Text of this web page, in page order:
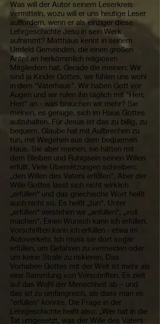
Was will der Autor seinem Leserkreis
vermitteln, wozu will er uns heutige Leser
auffordern. wenn er als einziger diese
Lehrgeschichte Jesu in sein Werk
aufnimmt? Matthäus kennt in seinem
Umfeld Gemeinden, die einen großen
Anteil an herkömmlich religiösen
Mitgliedern hat. Gerade die meinen: Wir
sind ja Kinder Gottes, wir fühlen uns wohl
in dem "Vaterhaus". Wir haben Gott vor
Augen und wir rufen ihn täglich mit "Herr,
Herr" an - was brauchen wir mehr? Sie
meinen, es genüge, sich im Haus Gottes
aufzuhalten. Für Jesus ist das zu billig, zu
bequem. Glaube hat mit Aufbrechen zu
tun, mit Wegehen aus dem bequemen
Haus. Sie aber meinen, sie hätten mit
dem Bleiben und Ruhigsein seinen Willen
erfüllt. Viele Übersetzungen schreiben:
„den Willen des Vaters erfüllen“. Aber der
Wille Gottes lässt sich nicht wirklich
„erfüllen“ und das griechische Wort heißt
auch nicht so. Es heißt „tun“. Unter
„erfüllen“ verstehen wir „anfüllen“, „voll
machen“. Einen Wunsch kann ich erfüllen.
Vorschriften kann ich erfüllen - etwa im
Autoverkehr. Ich muss sie dort sogar
erfüllen, um Gefahren zu vermeiden oder
um keine Strafe zu riskieren. Das
Vorhaben Gottes mit der Welt ist mehr als
eine Sammlung von Vorschriften. Es zielt
auf das Wohl der Menschheit ab – und
das ist zu umfangreich, als dass man es
"erfüllen" könnte. Die Frage in der
Lehrgeschichte heißt also: „Wer hat in die
Tat umgesetzt, was der Wille des Vaters